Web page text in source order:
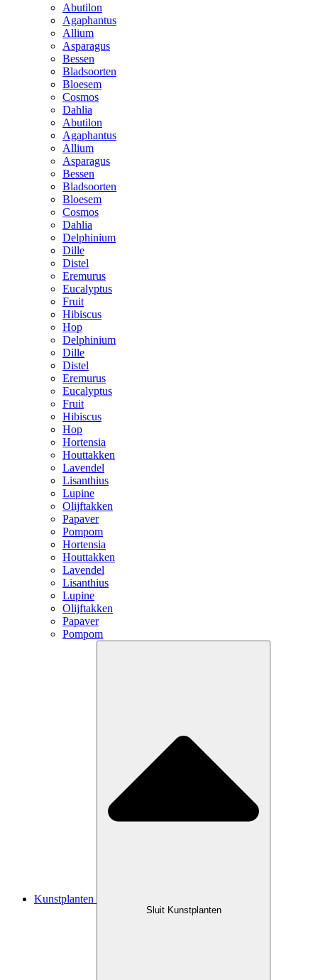
Abutilon
Agaphantus
Allium
Asparagus
Bessen
Bladsoorten
Bloesem
Cosmos
Dahlia
Abutilon
Agaphantus
Allium
Asparagus
Bessen
Bladsoorten
Bloesem
Cosmos
Dahlia
Delphinium
Dille
Distel
Eremurus
Eucalyptus
Fruit
Hibiscus
Hop
Delphinium
Dille
Distel
Eremurus
Eucalyptus
Fruit
Hibiscus
Hop
Hortensia
Houttakken
Lavendel
Lisanthius
Lupine
Olijftakken
Papaver
Pompom
Hortensia
Houttakken
Lavendel
Lisanthius
Lupine
Olijftakken
Papaver
Pompom
Kunstplanten
Sluit Kunstplanten